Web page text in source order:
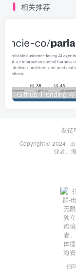
相关推荐
友链
Copyright © 2024 ·
业者、
扫